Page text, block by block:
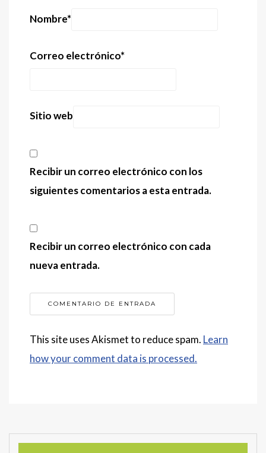
Nombre*
Correo electrónico*
Sitio web
Recibir un correo electrónico con los
siguientes comentarios a esta entrada.
Recibir un correo electrónico con cada
nueva entrada.
This site uses Akismet to reduce spam. Learn
how your comment data is processed.